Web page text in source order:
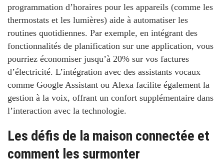
programmation d’horaires pour les appareils (comme les
thermostats et les lumières) aide à automatiser les
routines quotidiennes. Par exemple, en intégrant des
fonctionnalités de planification sur une application, vous
pourriez économiser jusqu’à 20% sur vos factures
d’électricité. L’intégration avec des assistants vocaux
comme Google Assistant ou Alexa facilite également la
gestion à la voix, offrant un confort supplémentaire dans
l’interaction avec la technologie.
Les défis de la maison connectée et
comment les surmonter